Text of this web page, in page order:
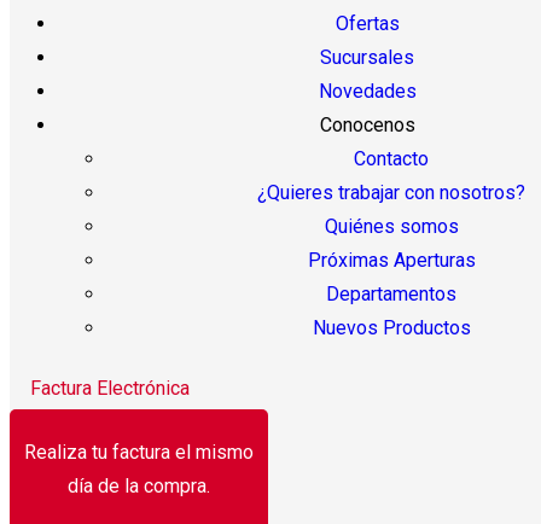
Ofertas
Sucursales
Novedades
Conocenos
Contacto
¿Quieres trabajar con nosotros?
Quiénes somos
Próximas Aperturas
Departamentos
Nuevos Productos
Factura Electrónica
Realiza tu factura el mismo
día de la compra.